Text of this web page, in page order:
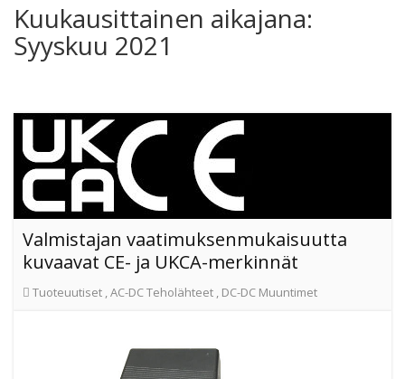
Kuukausittainen aikajana:
Syyskuu 2021
Valmistajan vaatimuksenmukaisuutta
kuvaavat CE- ja UKCA-merkinnät
Tuoteuutiset ,AC-DC Teholähteet , DC-DC Muuntimet